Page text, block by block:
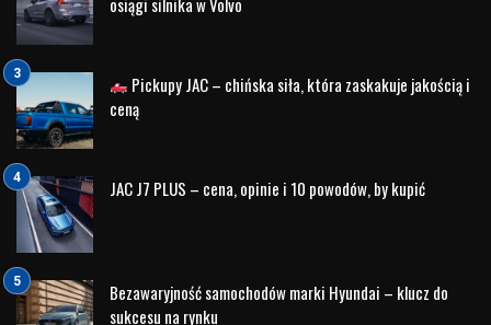
Wielu klientów rozpoczyna poszukiwania samochodu w
internecie, jednak ostateczna decyzja niemal zawsze
zapada podczas osobistego kontaktu z autem.
Odwiedzając salon JAC w Białymstoku możesz:
zobaczyć samochód na żywo,
sprawdzić jakość materiałów wykończeniowych,
ocenić przestronność wnętrza,